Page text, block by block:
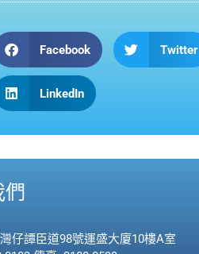
Facebook Twitter
LinkedIn
仔譚臣道98號運盛大廈10樓A室